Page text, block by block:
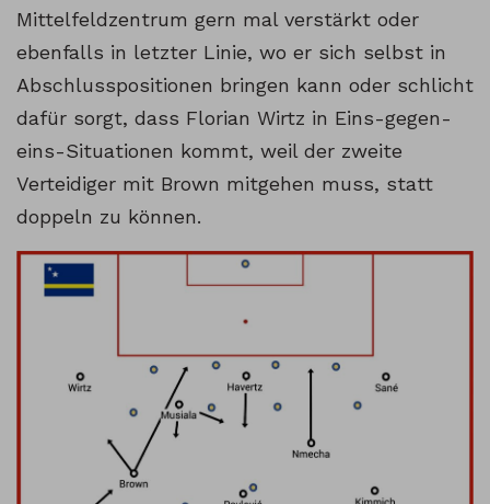
Mittelfeldzentrum gern mal verstärkt oder
ebenfalls in letzter Linie, wo er sich selbst in
Abschlusspositionen bringen kann oder schlicht
dafür sorgt, dass Florian Wirtz in Eins-gegen-
eins-Situationen kommt, weil der zweite
Verteidiger mit Brown mitgehen muss, statt
doppeln zu können.